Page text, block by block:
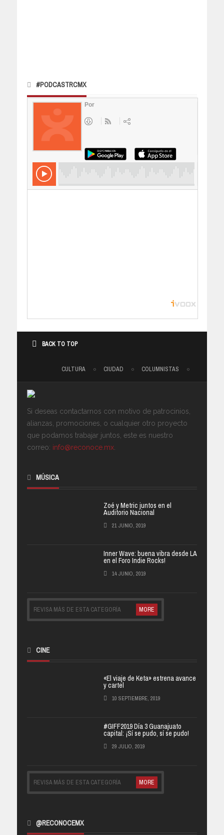
#PODCASTRCMX
BACK TO TOP
CULTURA CIUDAD COLUMNISTAS
Si deseas contactarnos con motivo de patrocinios,
alianzas, promociones, o cualquier otro proyecto
que podamos trabajar juntos, este es nuestro
correo: info@reconoce.mx
MÚSICA
Zoé y Metric juntos en el
Auditorio Nacional
21 JUNIO, 2019
Inner Wave: buena vibra desde LA
en el Foro Indie Rocks!
14 JUNIO, 2019
REVISA MÁS DE ESTA CATEGORÍA MORE
CINE
«El viaje de Keta» estrena avance
y cartel
10 SEPTIEMBRE, 2019
#GIFF2019 Día 3 Guanajuato
capital: ¡Sí se pudo, sí se pudo!
29 JULIO, 2019
REVISA MÁS DE ESTA CATEGORÍA MORE
@RECONOCEMX